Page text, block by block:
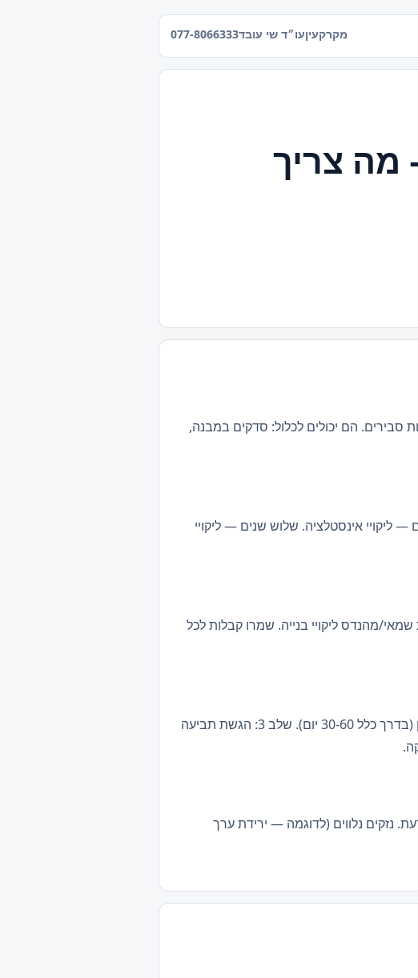
מקרקעיןעו״ד שי עובד077-8066333
מה צריך
סבירים. הם יכולים לכלול: סדקים במבנה,
ליקויי אינסטלציה. שלוש שנים — ליקויי
מהנדס ליקויי בנייה. שמרו קבלות לכל
שלב 1: שליחת מכתב דרישה לקבלן עם רשימת ליקויים. שלב 2: מתן זכות תגובה/תיקון לקבלן (בדרך כלל 30-60 יום). שלב 3: הגשת תביעה
נזקים נלווים (לדוגמה — ירידת ערך